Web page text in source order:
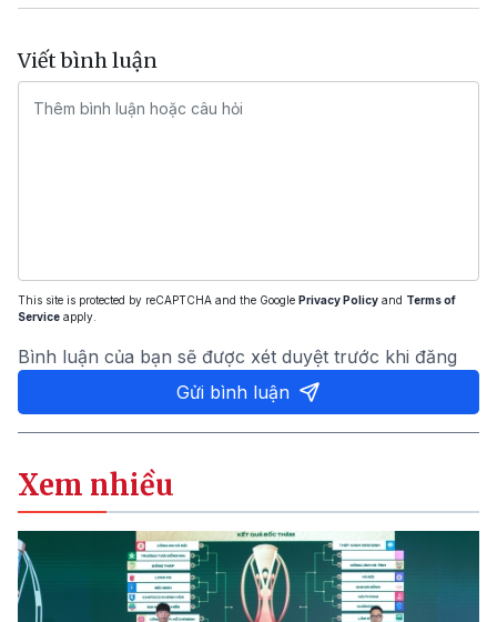
Viết bình luận
This site is protected by reCAPTCHA and the Google Privacy Policy and Terms of
Service apply.
Bình luận của bạn sẽ được xét duyệt trước khi đăng
Gửi bình luận
Xem nhiều